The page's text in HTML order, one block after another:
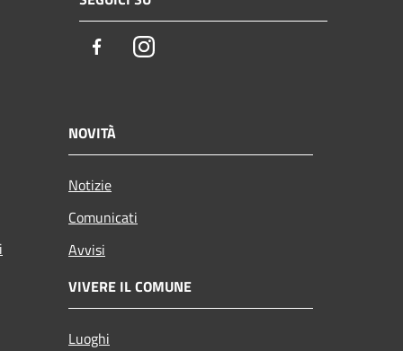
FacebookInstagram
NOVITÀ
Notizie
Comunicati
Avvisi
VIVERE IL COMUNE
Luoghi